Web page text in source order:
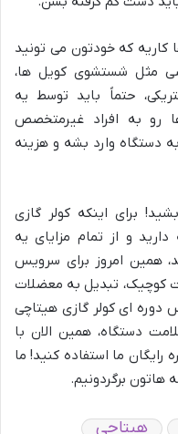
کاریه که خودتون می تونید
مثل شستشوی کویل ها،
حتماً باید توسط یه
رو به افراد غیرمتخصص
دستگاه وارد بشه و هزینه
برای اینکه کولر گازی
و از تمام مزایای یه
همین امروز برای سرویس
کوچیک، تبدیل به معضلات
دوره ای کولر گازی هیتاچی
دستگاه، همین الان با
ما استفاده کنید! ما
هاتون برگردونیم.
هیتاچی